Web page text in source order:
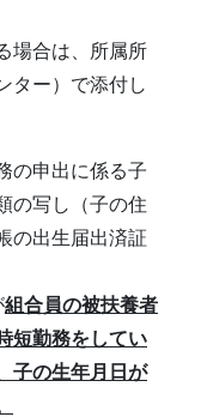
場合は、所属所
ター）で添付し
の申出に係る子
の写し（子の住
の出生届出済証
組合員の被扶養者
短勤務をしてい
子の生年月日が